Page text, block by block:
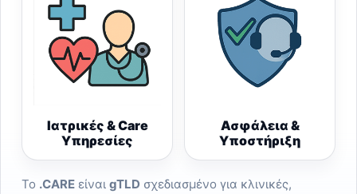
Ιατρικές & Care
Υπηρεσίες
Ασφάλεια &
Υποστήριξη
Το .CARE είναι gTLD σχεδιασμένο για κλινικές,